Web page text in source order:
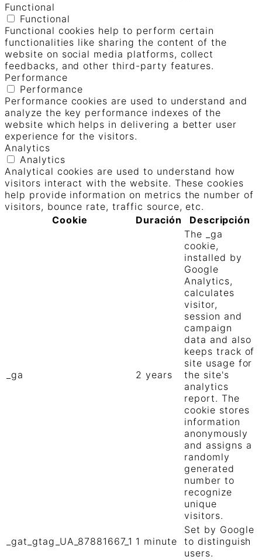
Functional
Functional
Functional cookies help to perform certain
functionalities like sharing the content of the
website on social media platforms, collect
feedbacks, and other third-party features.
Performance
Performance
Performance cookies are used to understand and
analyze the key performance indexes of the
website which helps in delivering a better user
experience for the visitors.
Analytics
Analytics
Analytical cookies are used to understand how
visitors interact with the website. These cookies
help provide information on metrics the number of
visitors, bounce rate, traffic source, etc.
Cookie
Duración Descripción
_ga 2 years
The _ga
cookie,
installed by
Google
Analytics,
calculates
visitor,
session and
campaign
data and also
keeps track of
site usage for
the site's
analytics
report. The
cookie stores
information
anonymously
and assigns a
randomly
generated
number to
recognize
unique
visitors.
_gat_gtag_UA_87881667_1 1 minute
Set by Google
to distinguish
users.